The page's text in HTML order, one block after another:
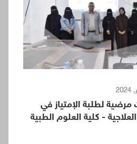
لطلبة الإمتياز في
- كلية العلوم الطبية